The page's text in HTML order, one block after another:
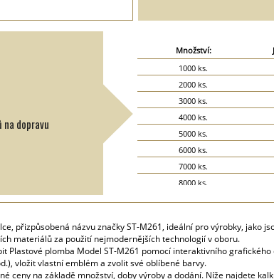
na dopravu
Množství:
1000 ks.
2000 ks.
3000 ks.
4000 ks.
5000 ks.
6000 ks.
7000 ks.
8000 ks.
15000 ks.
20000 ks.
přizpůsobená názvu značky ST-M261, ideální pro výrobky, jako
materiálů za použití nejmodernějších technologií v oboru.
Plastové plomba Model ST-M261 pomocí interaktivního
vložit vlastní emblém a zvolit své oblíbené barvy.
ceny na základě množství, doby výroby a dodání. Níže najdete